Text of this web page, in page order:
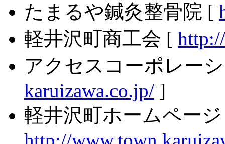
たまるや鍼灸整骨院 [
軽井沢町商工会 [
アクセスコーポレー
karuizawa.co.jp/ ]
軽井沢町ホームペー